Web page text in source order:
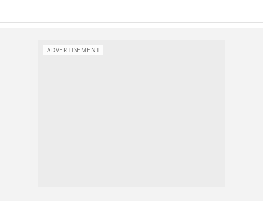
ADVERTISEMENT